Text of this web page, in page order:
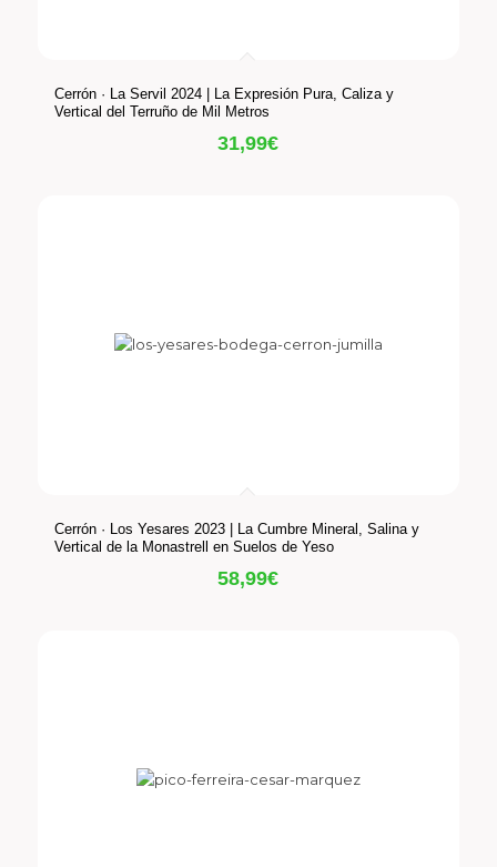
Cerrón · La Servil 2024 | La Expresión Pura, Caliza y
Vertical del Terruño de Mil Metros
31,99€
Cerrón · Los Yesares 2023 | La Cumbre Mineral, Salina y
Vertical de la Monastrell en Suelos de Yeso
58,99€